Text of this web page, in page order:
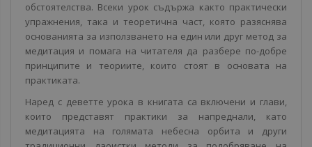
обстоятелства. Всеки урок съдържа както практически
упражнения, така и теоретична част, която разяснява
основанията за използването на един или друг метод за
медитация и помага на читателя да разбере по-добре
принципите и теориите, които стоят в основата на
практиката.
Наред с деветте урока в книгата са включени и глави,
които представят практики за напреднали, като
медитацията на голямата небесна орбита и други